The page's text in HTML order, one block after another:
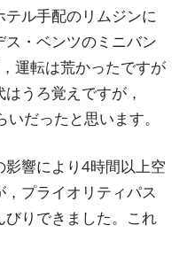
ル手配のリムジンに
・ベンツのミニバン
運転は荒かったですが
うろ覚えですが，
だったと思います。
響により4時間以上空
プライオリティパス
りできました。これ